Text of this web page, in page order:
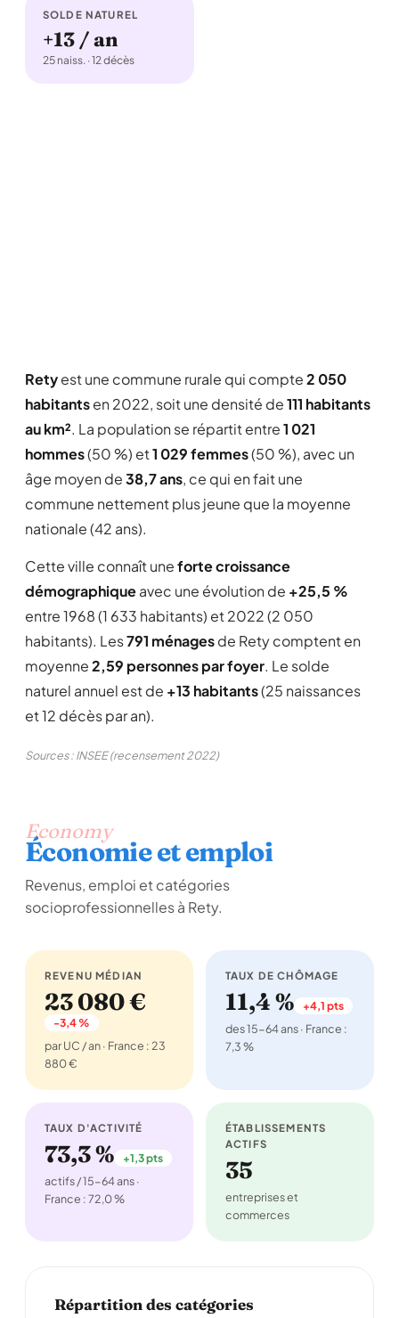
SOLDE NATUREL
+13 / an
25 naiss. · 12 décès
Retyest une commune rurale qui compte2 050
habitantsen 2022, soit une densité de111 habitants
au km². La population se répartit entre1 021
hommes(50 %) et1 029 femmes(50 %), avec un
âge moyen de38,7 ans, ce qui en fait une
commune nettement plus jeune que la moyenne
nationale (42 ans).
Cette ville connaît uneforte croissance
démographiqueavec une évolution de +25,5 %
entre 1968 (1 633 habitants) et 2022 (2 050
habitants). Les791 ménagesde Rety comptent en
moyenne2,59 personnes par foyer. Le solde
naturel annuel est de +13 habitants(25 naissances
et 12 décès par an).
Sources : INSEE (recensement 2022)
Economy
Économie et emploi
Revenus, emploi et catégories
socioprofessionnelles à Rety.
REVENU MÉDIAN
23 080 €
-3,4 %
par UC / an · France : 23
880 €
TAUX DE CHÔMAGE
11,4 % +4,1 pts
des 15-64 ans · France :
7,3 %
TAUX D'ACTIVITÉ
73,3 % +1,3 pts
actifs / 15-64 ans ·
France : 72,0 %
ÉTABLISSEMENTS
ACTIFS
35
entreprises et
commerces
Répartition des catégories